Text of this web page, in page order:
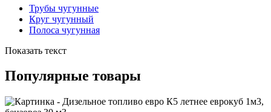
Трубы чугунные
Круг чугунный
Полоса чугунная
Показать текст
Популярные товары